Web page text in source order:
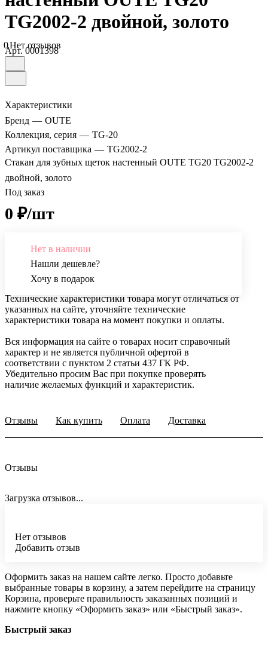
TG2002-2 двойной, золото
0Нет отзывов
Арт.0001398
Характеристики
Бренд — OUTE
Коллекция, серия — TG-20
Артикул поставщика — TG2002-2
Стакан для зубных щеток настенный OUTE TG20 TG2002-2
двойной, золото
Под заказ
0 ₽/шт
Нет в наличии
Нашли дешевле?
Хочу в подарок
Технические характеристики товара могут отличаться от
указанных на сайте, уточняйте технические
характеристики товара на момент покупки и оплаты.
Вся информация на сайте о товарах носит справочный
характер и не является публичной офертой в
соответствии с пунктом 2 статьи 437 ГК РФ.
Убедительно просим Вас при покупке проверять
наличие желаемых функций и характеристик.
Отзывы Как купить Оплата Доставка
Отзывы
Загрузка отзывов...
Нет отзывов
Добавить отзыв
Оформить заказ на нашем сайте легко. Просто добавьте
выбранные товары в корзину, а затем перейдите на страницу
Корзина, проверьте правильность заказанных позиций и
нажмите кнопку «Оформить заказ» или «Быстрый заказ».
Быстрый заказ